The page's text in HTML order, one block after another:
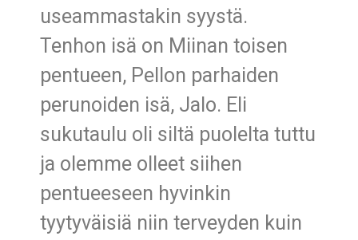
useammastakin syystä.
Tenhon isä on Miinan toisen
pentueen, Pellon parhaiden
perunoiden isä, Jalo. Eli
sukutaulu oli siltä puolelta tuttu
ja olemme olleet siihen
pentueeseen hyvinkin
tyytyväisiä niin terveyden kuin